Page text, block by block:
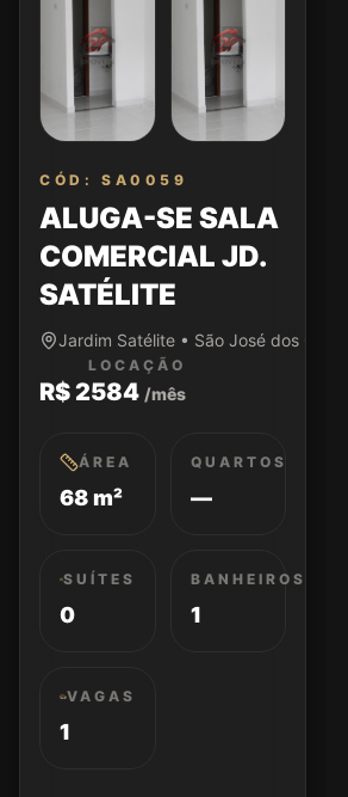
CÓD: SA0059
ALUGA-SE SALA
COMERCIAL JD.
SATÉLITE
Jardim Satélite • São José dos
LOCAÇÃO
R$ 2584 /mês
ÁREA
68 m²
QUARTOS
—
SUÍTES
0
BANHEIROS
1
VAGAS
1